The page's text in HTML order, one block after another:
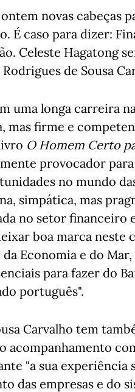
novas cabeças
É caso para dizer:
Celeste Hagatong
de Sousa
uma longa carreira
mas firme e
O Homem Certo
provocador para
no mundo
simpática, mas
no setor financeiro
boa marca neste
Economia e do
para fazer do
português".
Carvalho tem
acompanhamento
"a sua experiência
das empresas e do